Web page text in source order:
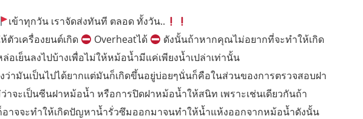
เข้าทุกวัน เราจัดส่งทันที ตลอด ทั้งวัน..
วเครื่องยนต์เกิด
Overheatได้
ดังนั้นถ้าหากคุณไม่อยากที่จะทำให้เกิด
เย็นลงไปบ้างเพื่อไม่ให้หม้อน้ำมีแค่เพียงน้ำเปล่าเท่านั้น
ามันเป็นไปได้ยากแต่มันก็เกิดขึ้นอยู่บ่อยๆนั่นก็คือในส่วนของการตรวจสอบฝา
จะเป็นซีนฝาหม้อน้ำ หรือการปิดฝาหม้อน้ำให้สนิท เพราะเช่นเดียวกันถ้า
าจจะทำให้เกิดปัญหาน้ำรั่วซึมออกมาจนทำให้น้ำแห้งออกจากหม้อน้ำดังนั้น